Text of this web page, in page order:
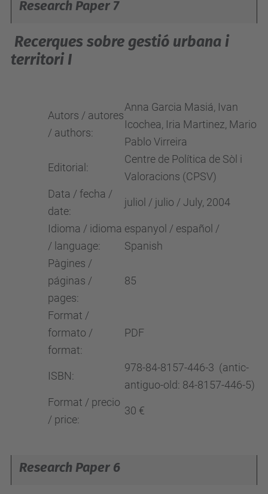
Research Paper 7
Recerques sobre gestió urbana i
territori I
Autors / autores
/ authors:
Anna Garcia Masiá, Ivan
Icochea, Iria Martinez, Mario
Pablo Virreira
Editorial:
Centre de Política de Sòl i
Valoracions (CPSV)
Data / fecha /
date:
juliol / julio / July, 2004
Idioma / idioma
/ language:
espanyol / español /
Spanish
Pàgines /
páginas /
pages:
85
Format /
formato /
format:
PDF
ISBN:
978-84-8157-446-3 (antic-
antiguo-old: 84-8157-446-5)
Format / precio
/ price:
30 €
Research Paper 6